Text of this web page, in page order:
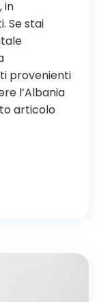
in
Se stai
provenienti
l’Albania
articolo